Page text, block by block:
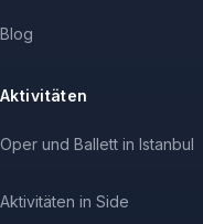
Blog
Aktivitäten
Oper und Ballett in Istanbul
Aktivitäten in Side